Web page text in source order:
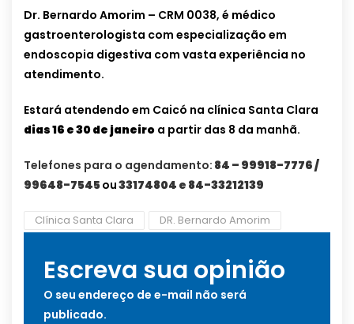
Dr. Bernardo Amorim – CRM 0038, é médico
gastroenterologista com especialização em
endoscopia digestiva com vasta experiência no
atendimento.
Estará atendendo em Caicó na clínica Santa Clara
dias 16 e 30 de janeiro a partir das 8 da manhã.
Telefones para o agendamento: 84 – 99918-7776 /
99648-7545ou33174804 e 84-33212139
Clínica Santa Clara DR. Bernardo Amorim
Escreva sua opinião
O seu endereço de e-mail não será
publicado.